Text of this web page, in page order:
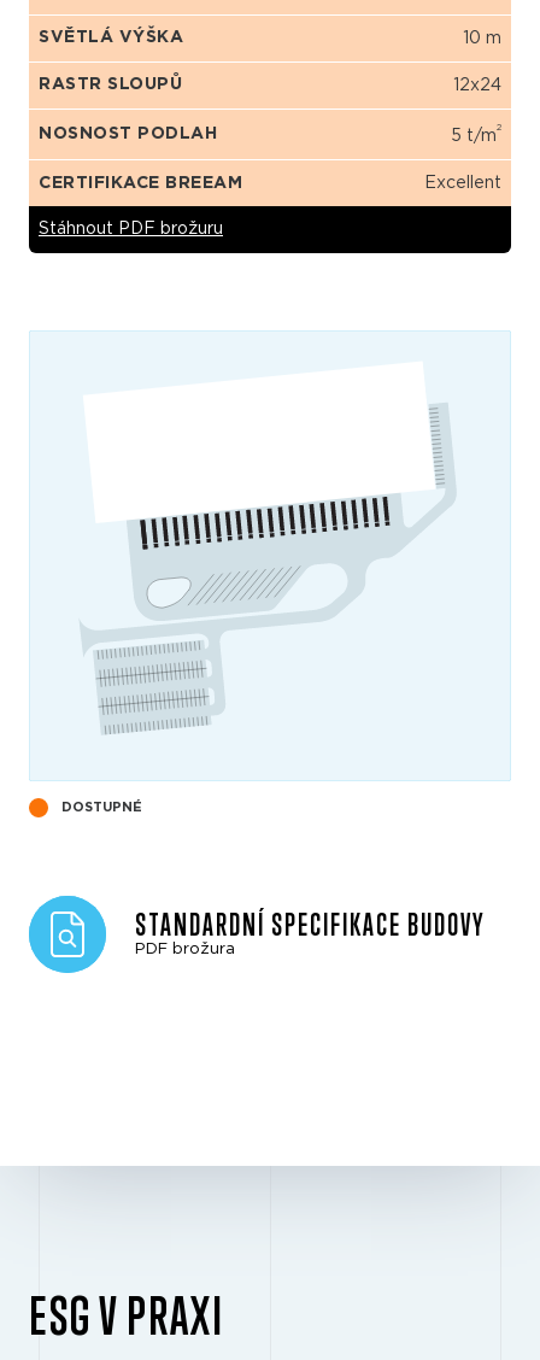
SVĚTLÁ VÝŠKA 10 m
RASTR SLOUPŮ 12x24
NOSNOST PODLAH 5 t/m
2
CERTIFIKACE BREEAM Excellent
Stáhnout PDF brožuru
DOSTUPNÉ
STANDARDNÍ SPECIFIKACE BUDOVY
PDF brožura
ESG V PRAXI